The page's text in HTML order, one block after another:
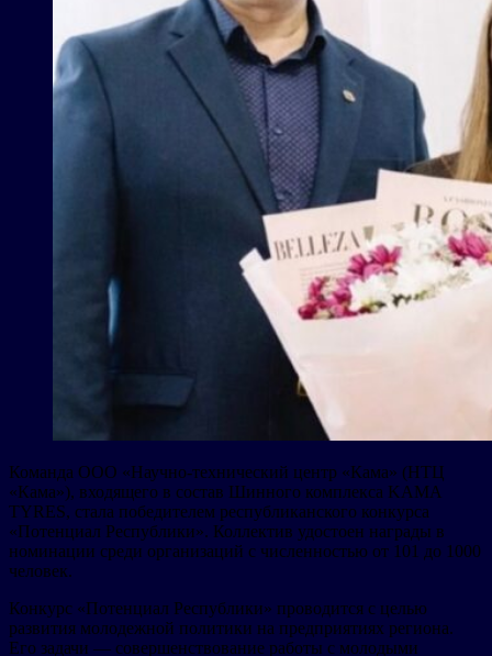
Команда ООО «Научно-технический центр «Кама» (НТЦ
«Кама»), входящего в состав Шинного комплекса KAMA
TYRES, стала победителем республиканского конкурса
«Потенциал Республики». Коллектив удостоен награды в
номинации среди организаций с численностью от 101 до 1000
человек.
Конкурс «Потенциал Республики» проводится с целью
развития молодежной политики на предприятиях региона.
Его задачи — совершенствование работы с молодыми